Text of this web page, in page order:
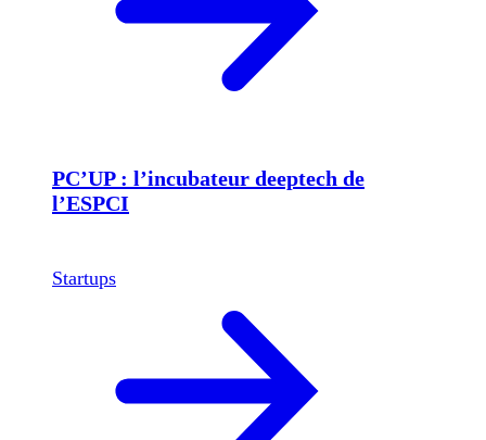
PC’UP : l’incubateur deeptech de
l’ESPCI
Startups